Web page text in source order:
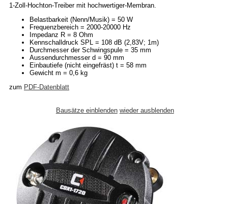
1-Zoll-Hochton-Treiber mit hochwertiger-Membran.
Belastbarkeit (Nenn/Musik) = 50 W
Frequenzbereich = 2000-20000 Hz
Impedanz R = 8 Ohm
Kennschalldruck SPL = 108 dB (2,83V; 1m)
Durchmesser der Schwingspule = 35 mm
Aussendurchmesser d = 90 mm
Einbautiefe (nicht eingefräst) t = 58 mm
Gewicht m = 0,6 kg
zum PDF-Datenblatt
Bausätze einblenden wieder ausblenden